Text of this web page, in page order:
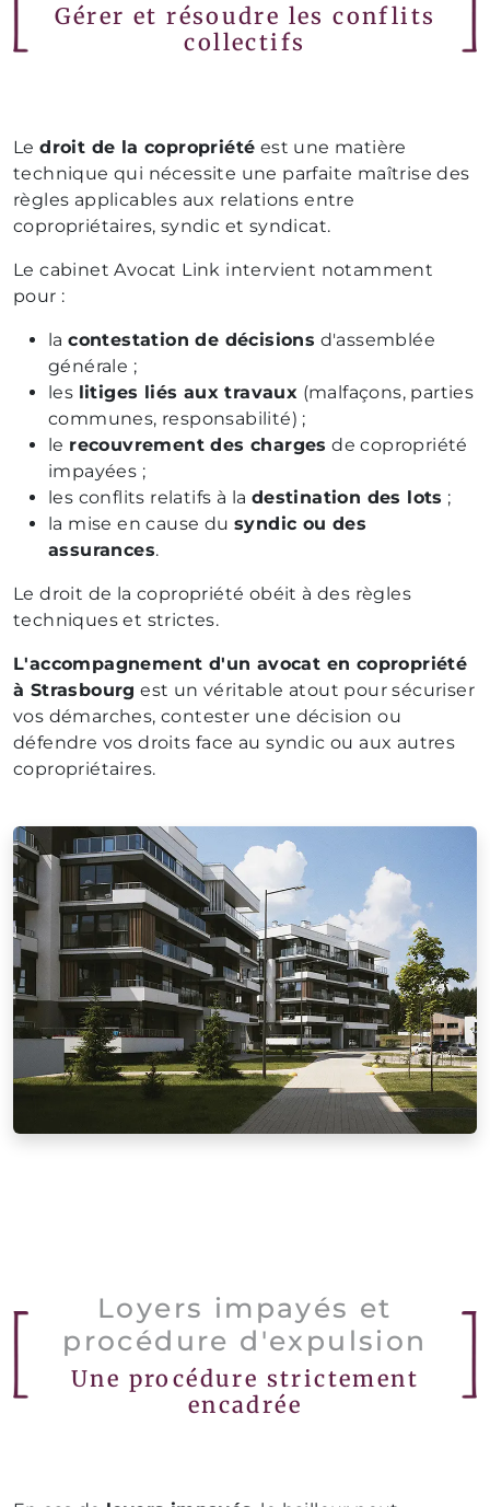
Gérer et résoudre les conflits
collectifs
Ledroit de la copropriété est une matière
technique qui nécessite une parfaite maîtrise des
règles applicables aux relations entre
copropriétaires, syndic et syndicat.
Le cabinet Avocat Link intervient notamment
pour :
lacontestation de décisions d'assemblée
générale ;
les litiges liés aux travaux (malfaçons, parties
communes, responsabilité) ;
le recouvrement des charges de copropriété
impayées ;
les conflits relatifs à la destination des lots ;
la mise en cause du syndic ou des
assurances.
Le droit de la copropriété obéit à des règles
techniques et strictes.
L'accompagnement d'un avocat en copropriété
à Strasbourg est un véritable atout pour sécuriser
vos démarches, contester une décision ou
défendre vos droits face au syndic ou aux autres
copropriétaires.
Loyers impayés et
procédure d'expulsion
Une procédure strictement
encadrée